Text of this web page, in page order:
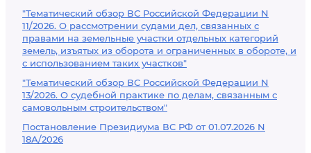
"Тематический обзор ВС Российской Федерации N
11/2026. О рассмотрении судами дел, связанных с
правами на земельные участки отдельных категорий
земель, изъятых из оборота и ограниченных в обороте, и
с использованием таких участков"
"Тематический обзор ВС Российской Федерации N
13/2026. О судебной практике по делам, связанным с
самовольным строительством"
Постановление Президиума ВС РФ от 01.07.2026 N
18А/2026